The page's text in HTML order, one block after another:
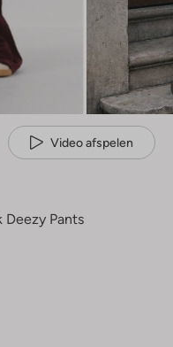
Video afspelen
Deezy Pants